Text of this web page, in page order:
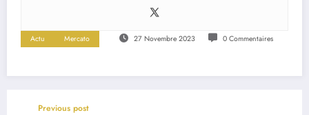
Actu Mercato 27 Novembre 2023 0 Commentaires
Previous post